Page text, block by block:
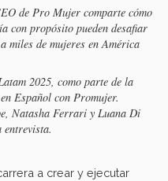
de Pro Mujer comparte cómo
con propósito pueden desafiar
miles de mujeres en América
2025, como parte de la
Español con Promujer.
Natasha Ferrari y Luana Di
entrevista.
a crear y ejecutar